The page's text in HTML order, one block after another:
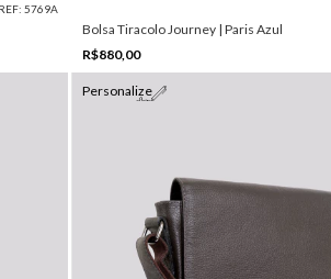
REF: 5769A
Bolsa Tiracolo Journey | Paris Azul
R$880,00
Personalize